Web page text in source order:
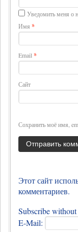
Уведомить меня о
Имя *
Email *
Сайт
Сохранить моё имя,
Этот сайт
комментариев.
Subscribe
E-Mail: